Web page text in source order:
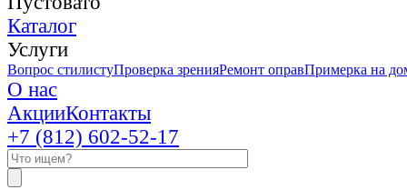
Каталог
Услуги
Вопрос стилистуПроверка зренияРемонт оправПримерка на
О нас
АкцииКонтакты
+7 (812) 602-52-17